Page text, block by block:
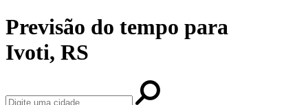
Previsão do tempo para
Ivoti, RS